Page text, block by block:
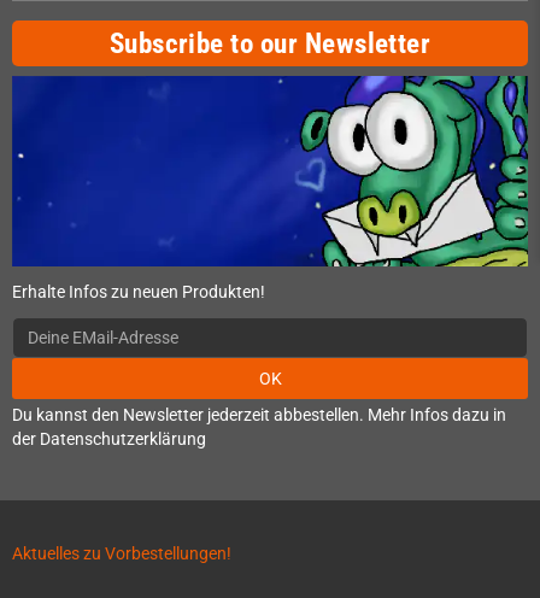
Subscribe to our Newsletter
Erhalte Infos zu neuen Produkten!
OK
Du kannst den Newsletter jederzeit abbestellen. Mehr Infos dazu in
der Datenschutzerklärung
Aktuelles zu Vorbestellungen!